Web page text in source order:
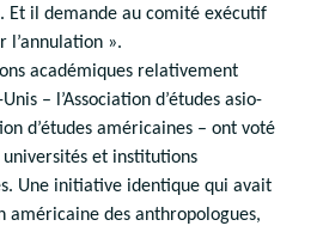
Et il demande au comité exécutif
l’annulation ».
académiques relativement
– l’Association d’études asio-
d’études américaines – ont voté
et institutions
Une initiative identique qui avait
américaine des anthropologues,